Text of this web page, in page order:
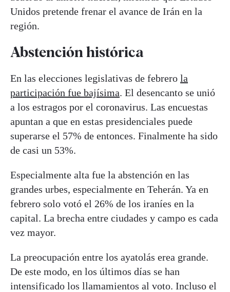
Unidos pretende frenar el avance de Irán en la
región.
Abstención histórica
En las elecciones legislativas de febrero la
participación fue bajísima. El desencanto se unió
a los estragos por el coronavirus. Las encuestas
apuntan a que en estas presidenciales puede
superarse el 57% de entonces. Finalmente ha sido
de casi un 53%.
Especialmente alta fue la abstención en las
grandes urbes, especialmente en Teherán. Ya en
febrero solo votó el 26% de los iraníes en la
capital. La brecha entre ciudades y campo es cada
vez mayor.
La preocupación entre los ayatolás erea grande.
De este modo, en los últimos días se han
intensificado los llamamientos al voto. Incluso el